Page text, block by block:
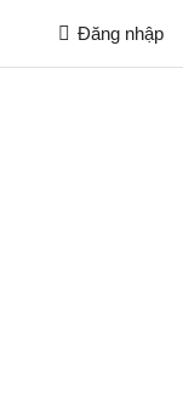
Đăng nhập